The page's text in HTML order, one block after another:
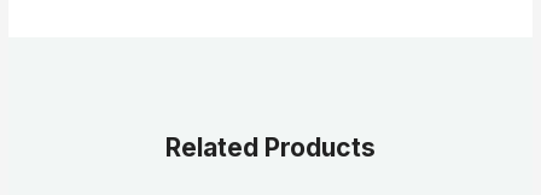
Related Products